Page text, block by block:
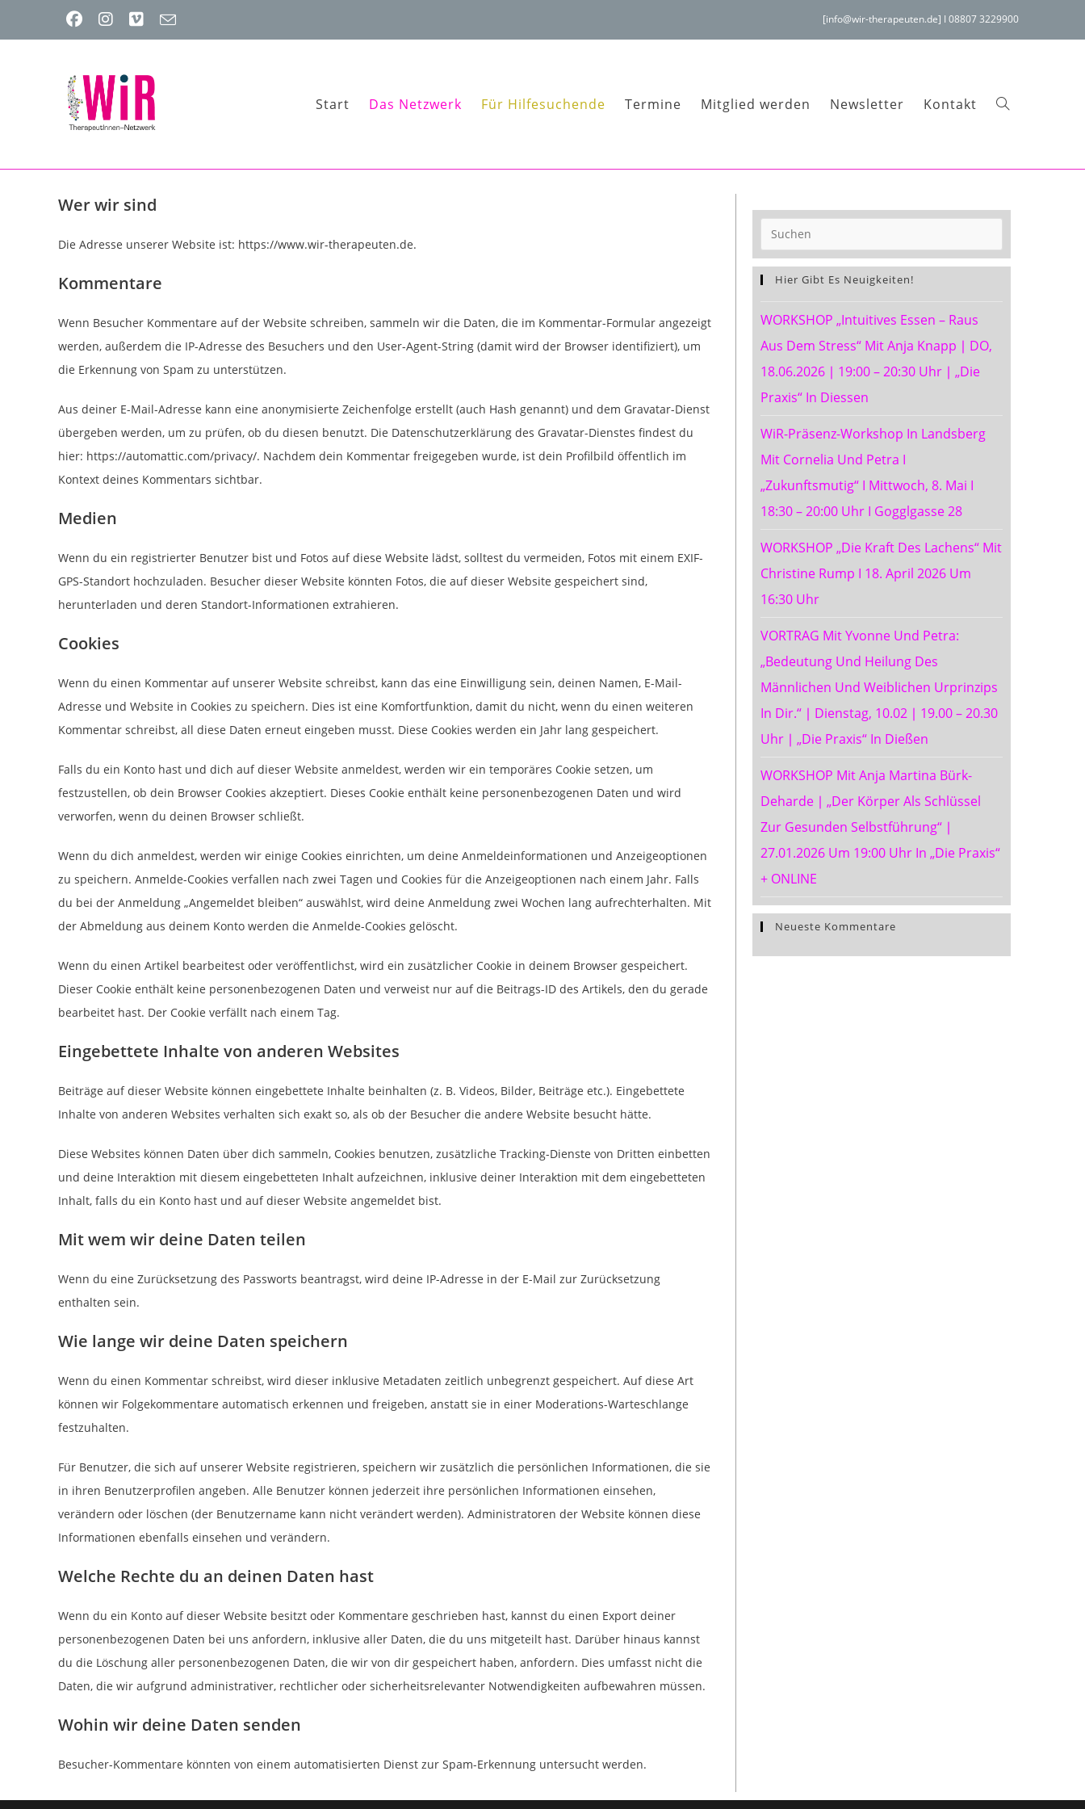
[info@wir-therapeuten.de] I 08807 3229900
Start Das Netzwerk Für Hilfesuchende Termine Mitglied werden Newsletter Kontakt Website-
Suche
Wer wir sind
Die Adresse unserer Website ist: https://www.wir-therapeuten.de.
Kommentare
Wenn Besucher Kommentare auf der Website schreiben, sammeln wir die Daten, die im Kommentar-Formular angezeigt
werden, außerdem die IP-Adresse des Besuchers und den User-Agent-String (damit wird der Browser identifiziert), um
die Erkennung von Spam zu unterstützen.
Aus deiner E-Mail-Adresse kann eine anonymisierte Zeichenfolge erstellt (auch Hash genannt) und dem Gravatar-Dienst
übergeben werden, um zu prüfen, ob du diesen benutzt. Die Datenschutzerklärung des Gravatar-Dienstes findest du
hier: https://automattic.com/privacy/. Nachdem dein Kommentar freigegeben wurde, ist dein Profilbild öffentlich im
Kontext deines Kommentars sichtbar.
Medien
Wenn du ein registrierter Benutzer bist und Fotos auf diese Website lädst, solltest du vermeiden, Fotos mit einem EXIF-
GPS-Standort hochzuladen. Besucher dieser Website könnten Fotos, die auf dieser Website gespeichert sind,
herunterladen und deren Standort-Informationen extrahieren.
Cookies
Wenn du einen Kommentar auf unserer Website schreibst, kann das eine Einwilligung sein, deinen Namen, E-Mail-
Adresse und Website in Cookies zu speichern. Dies ist eine Komfortfunktion, damit du nicht, wenn du einen weiteren
Kommentar schreibst, all diese Daten erneut eingeben musst. Diese Cookies werden ein Jahr lang gespeichert.
Falls du ein Konto hast und dich auf dieser Website anmeldest, werden wir ein temporäres Cookie setzen, um
festzustellen, ob dein Browser Cookies akzeptiert. Dieses Cookie enthält keine personenbezogenen Daten und wird
verworfen, wenn du deinen Browser schließt.
Wenn du dich anmeldest, werden wir einige Cookies einrichten, um deine Anmeldeinformationen und Anzeigeoptionen
zu speichern. Anmelde-Cookies verfallen nach zwei Tagen und Cookies für die Anzeigeoptionen nach einem Jahr. Falls
du bei der Anmeldung „Angemeldet bleiben“ auswählst, wird deine Anmeldung zwei Wochen lang aufrechterhalten. Mit
der Abmeldung aus deinem Konto werden die Anmelde-Cookies gelöscht.
Wenn du einen Artikel bearbeitest oder veröffentlichst, wird ein zusätzlicher Cookie in deinem Browser gespeichert.
Dieser Cookie enthält keine personenbezogenen Daten und verweist nur auf die Beitrags-ID des Artikels, den du gerade
bearbeitet hast. Der Cookie verfällt nach einem Tag.
Eingebettete Inhalte von anderen Websites
Beiträge auf dieser Website können eingebettete Inhalte beinhalten (z. B. Videos, Bilder, Beiträge etc.). Eingebettete
Inhalte von anderen Websites verhalten sich exakt so, als ob der Besucher die andere Website besucht hätte.
Diese Websites können Daten über dich sammeln, Cookies benutzen, zusätzliche Tracking-Dienste von Dritten einbetten
und deine Interaktion mit diesem eingebetteten Inhalt aufzeichnen, inklusive deiner Interaktion mit dem eingebetteten
Inhalt, falls du ein Konto hast und auf dieser Website angemeldet bist.
Mit wem wir deine Daten teilen
Wenn du eine Zurücksetzung des Passworts beantragst, wird deine IP-Adresse in der E-Mail zur Zurücksetzung
enthalten sein.
Wie lange wir deine Daten speichern
Wenn du einen Kommentar schreibst, wird dieser inklusive Metadaten zeitlich unbegrenzt gespeichert. Auf diese Art
können wir Folgekommentare automatisch erkennen und freigeben, anstatt sie in einer Moderations-Warteschlange
festzuhalten.
Für Benutzer, die sich auf unserer Website registrieren, speichern wir zusätzlich die persönlichen Informationen, die sie
in ihren Benutzerprofilen angeben. Alle Benutzer können jederzeit ihre persönlichen Informationen einsehen,
verändern oder löschen (der Benutzername kann nicht verändert werden). Administratoren der Website können diese
Informationen ebenfalls einsehen und verändern.
Welche Rechte du an deinen Daten hast
Wenn du ein Konto auf dieser Website besitzt oder Kommentare geschrieben hast, kannst du einen Export deiner
personenbezogenen Daten bei uns anfordern, inklusive aller Daten, die du uns mitgeteilt hast. Darüber hinaus kannst
du die Löschung aller personenbezogenen Daten, die wir von dir gespeichert haben, anfordern. Dies umfasst nicht die
Daten, die wir aufgrund administrativer, rechtlicher oder sicherheitsrelevanter Notwendigkeiten aufbewahren müssen.
Wohin wir deine Daten senden
Besucher-Kommentare könnten von einem automatisierten Dienst zur Spam-Erkennung untersucht werden.
Hier Gibt Es Neuigkeiten!
WORKSHOP „Intuitives Essen – Raus
Aus Dem Stress“ Mit Anja Knapp ∣ DO,
18.06.2026 ∣ 19:00 – 20:30 Uhr ∣ „Die
Praxis“ In Diessen
WiR-Präsenz-Workshop In Landsberg
Mit Cornelia Und Petra I
„Zukunftsmutig“ I Mittwoch, 8. Mai I
18:30 – 20:00 Uhr I Gogglgasse 28
WORKSHOP „Die Kraft Des Lachens“ Mit
Christine Rump I 18. April 2026 Um
16:30 Uhr
VORTRAG Mit Yvonne Und Petra:
„Bedeutung Und Heilung Des
Männlichen Und Weiblichen Urprinzips
In Dir.“ ∣ Dienstag, 10.02 ∣ 19.00 – 20.30
Uhr ∣ „Die Praxis“ In Dießen
WORKSHOP Mit Anja Martina Bürk-
Deharde ∣ „Der Körper Als Schlüssel
Zur Gesunden Selbstführung“ ∣
27.01.2026 Um 19:00 Uhr In „Die Praxis“
+ ONLINE
Neueste Kommentare